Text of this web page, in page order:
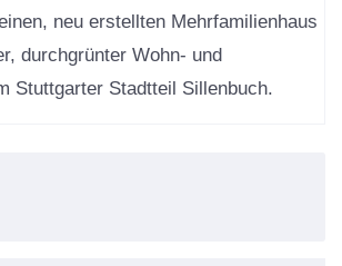
neu erstellten Mehrfamilienhaus
durchgrünter Wohn- und
Stuttgarter Stadtteil Sillenbuch.